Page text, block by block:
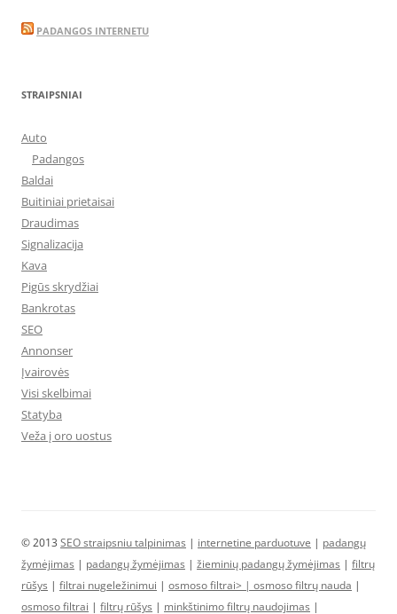
PADANGOS INTERNETU
STRAIPSNIAI
Auto
Padangos
Baldai
Buitiniai prietaisai
Draudimas
Signalizacija
Kava
Pigūs skrydžiai
Bankrotas
SEO
Annonser
Įvairovės
Visi skelbimai
Statyba
Veža į oro uostus
© 2013 SEO straipsniu talpinimas | internetine parduotuve | padangų
žymėjimas | padangų žymėjimas | žieminių padangų žymėjimas | filtrų
rūšys | filtrai nugeležinimui | osmoso filtrai> | osmoso filtrų nauda |
osmoso filtrai | filtrų rūšys | minkštinimo filtrų naudojimas |